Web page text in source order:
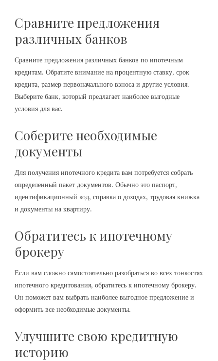
Сравните предложения
различных банков
Сравните предложения различных банков по ипотечным
кредитам. Обратите внимание на процентную ставку, срок
кредита, размер первоначального взноса и другие условия.
Выберите банк, который предлагает наиболее выгодные
условия для вас.
Соберите необходимые
документы
Для получения ипотечного кредита вам потребуется собрать
определенный пакет документов. Обычно это паспорт,
идентификационный код, справка о доходах, трудовая книжка
и документы на квартиру.
Обратитесь к ипотечному
брокеру
Если вам сложно самостоятельно разобраться во всех тонкостях
ипотечного кредитования, обратитесь к ипотечному брокеру.
Он поможет вам выбрать наиболее выгодное предложение и
оформить все необходимые документы.
Улучшите свою кредитную
историю